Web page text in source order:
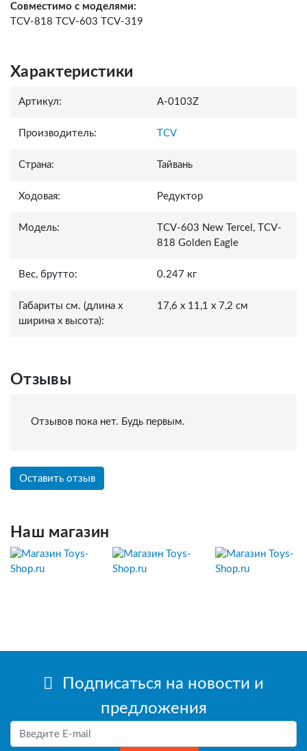
Совместимо с моделями:
TCV-818 TCV-603 TCV-319
Характеристики
Артикул: A-0103Z
Производитель: TCV
Страна: Тайвань
Ходовая: Редуктор
Модель:
TCV-603 New Tercel, TCV-
818 Golden Eagle
Вес, брутто: 0.247 кг
Габариты см. (длина x
ширина x высота):
17,6 x 11,1 x 7,2 см
Отзывы
Отзывов пока нет. Будь первым.
Оставить отзыв
Наш магазин
Подписаться на новости и
предложения